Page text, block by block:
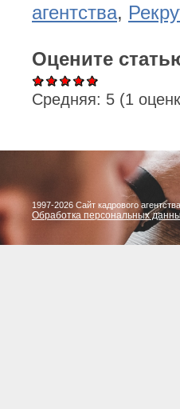
агентства,
Оцените
Средняя: 5 (1
1997-2026 Сайт кадрового
Обработка персональных